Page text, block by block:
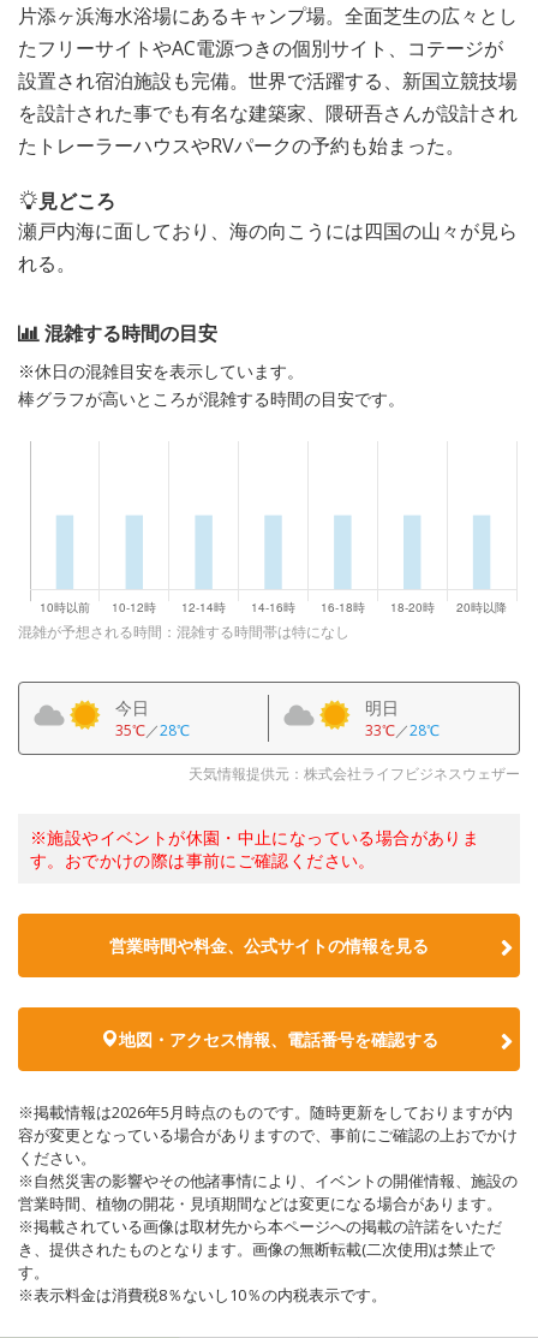
片添ヶ浜海水浴場にあるキャンプ場。全面芝生の広々とし
たフリーサイトやAC電源つきの個別サイト、コテージが
設置され宿泊施設も完備。世界で活躍する、新国立競技場
を設計された事でも有名な建築家、隈研吾さんが設計され
たトレーラーハウスやRVパークの予約も始まった。
見どころ
瀬戸内海に面しており、海の向こうには四国の山々が見ら
れる。
混雑する時間の目安
※休日の混雑目安を表示しています。
棒グラフが高いところが混雑する時間の目安です。
混雑が予想される時間：混雑する時間帯は特になし
今日
35℃／28℃
明日
33℃／28℃
天気情報提供元：株式会社ライフビジネスウェザー
※施設やイベントが休園・中止になっている場合がありま
す。おでかけの際は事前にご確認ください。
営業時間や料金、公式サイトの情報を見る
地図・アクセス情報、電話番号を確認する
※掲載情報は2026年5月時点のものです。随時更新をしておりますが内
容が変更となっている場合がありますので、事前にご確認の上おでかけ
ください。
※自然災害の影響やその他諸事情により、イベントの開催情報、施設の
営業時間、植物の開花・見頃期間などは変更になる場合があります。
※掲載されている画像は取材先から本ページへの掲載の許諾をいただ
き、提供されたものとなります。画像の無断転載(二次使用)は禁止で
す。
※表示料金は消費税8％ないし10％の内税表示です。